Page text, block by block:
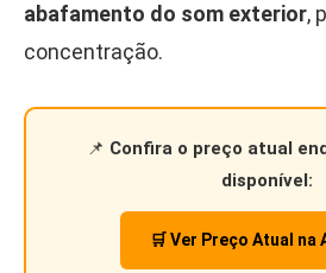
abafamento do som exterior,
concentração.
📌 Confira o preço atual
disponível:
🛒 Ver Preço Atual na